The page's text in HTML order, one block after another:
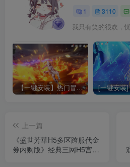
1 3110
我只有笑的很欢，
【一键安装】热门冒险策略类游戏崩坏：星穹铁道全新2.3版本一键端+一键代理+一键启动+免虚拟机
上一篇
《盛世芳華H5多区跨服代金
券内购版》经典三网H5宫斗